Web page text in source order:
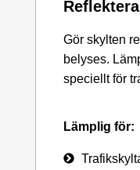
Gör skylten
belyses.
speciellt för
Lämplig för: